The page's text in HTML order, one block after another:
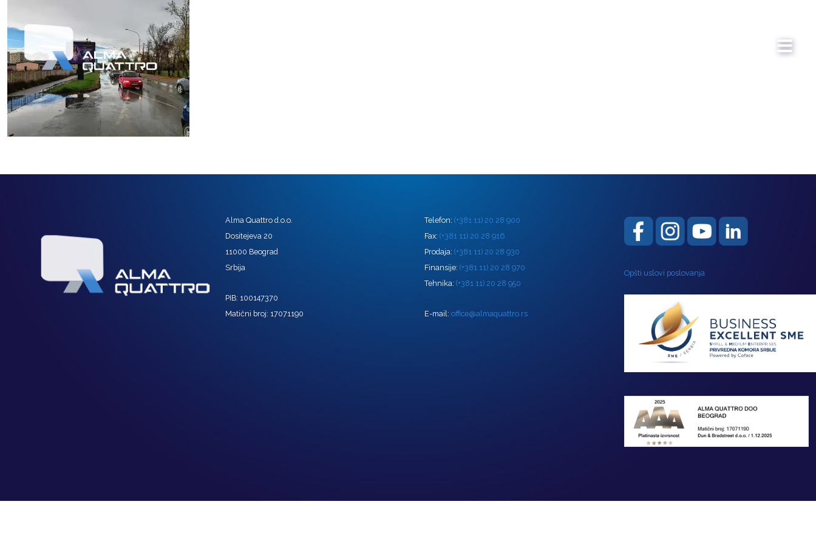
Alma Quattro d.o.o.
Dositejeva 20
11000 Beograd
Srbija
PIB: 100147370
Matični broj: 17071190
Telefon: (+381 11) 20 28 900
Fax: (+381 11) 20 28 916
Prodaja: (+381 11) 20 28 930
Finansije: (+381 11) 20 28 970
Tehnika: (+381 11) 20 28 950
E-mail: office@almaquattro.rs
Opšti uslovi poslovanja